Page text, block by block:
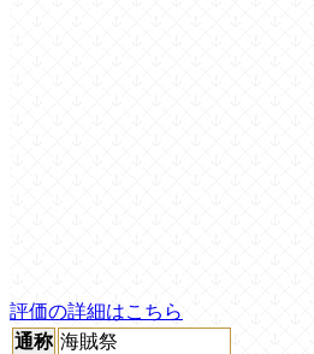
評価の詳細はこちら
通称 海賊祭